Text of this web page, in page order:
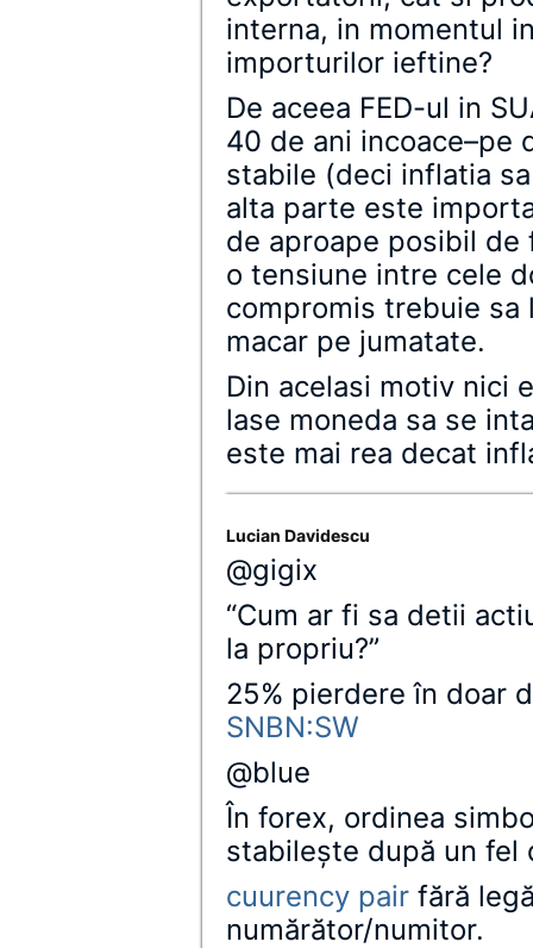
interna, in momentul
importurilor ieftine?
De aceea FED-ul in
40 de ani incoace–pe
stabile (deci inflatia
alta parte este
de aproape posibil
o tensiune intre cele
compromis trebuie sa
macar pe jumatate.
Din acelasi motiv nici
lase moneda sa se
este mai rea decat
Lucian Davidescu
@gigix
“Cum ar fi sa detii
la propriu?”
25% pierdere în doar
SNBN:SW
@blue
În forex, ordinea
stabileşte după un fel
cuurency pair fără
numărător/numitor.